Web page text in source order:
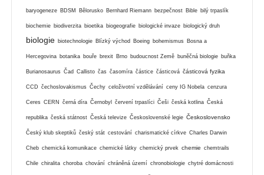
baryogeneze BDSM Bělorusko Bernhard Riemann bezpečnost Bible bilý trpaslík
biochemie biodiverzita bioetika biogeografie biologické invaze biologický druh
biologie biotechnologie Blízký východ Boeing bohemismus Bosna a
Hercegovina botanika bouře brexit Brno budoucnost Země buněčná biologie buňka
Burianosaurus Čad Callisto čas časomíra částice částicová částicová fyzika
CCD čechoslovakismus Čechy celoživotní vzdělávání ceny IG Nobela cenzura
Ceres CERN černá díra Černobyl červení trpaslíci Češi česká kotlina Česká
republika česká státnost Česká televize Československé legie Československo
Český klub skeptiků český stát cestování charismatické církve Charles Darwin
Cheb chemická komunikace chemické látky chemický prvek chemie chemtrails
Chile chiralita choroba chování chráněná území chronobiologie chytré domácnosti